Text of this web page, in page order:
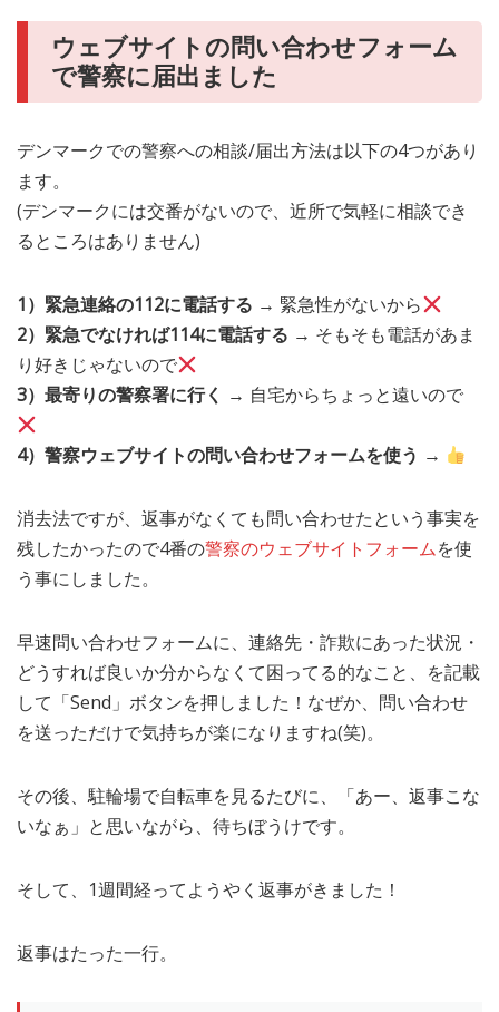
ウェブサイトの問い合わせフォーム
で警察に届出ました
デンマークでの警察への相談/届出方法は以下の4つがあり
ます。
(デンマークには交番がないので、近所で気軽に相談でき
るところはありません)
1）緊急連絡の112に電話する → 緊急性がないから
2）緊急でなければ114に電話する → そもそも電話があま
り好きじゃないので
3）最寄りの警察署に行く → 自宅からちょっと遠いので
4）警察ウェブサイトの問い合わせフォームを使う →
消去法ですが、返事がなくても問い合わせたという事実を
残したかったので4番の警察のウェブサイトフォームを使
う事にしました。
早速問い合わせフォームに、連絡先・詐欺にあった状況・
どうすれば良いか分からなくて困ってる的なこと、を記載
して「Send」ボタンを押しました！なぜか、問い合わせ
を送っただけで気持ちが楽になりますね(笑)。
その後、駐輪場で自転車を見るたびに、「あー、返事こな
いなぁ」と思いながら、待ちぼうけです。
そして、1週間経ってようやく返事がきました！
返事はたった一行。